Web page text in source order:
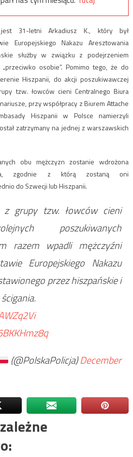
jest 31-letni Arkadiusz K., który był
Europejskiego Nakazu Aresztowania
służby w związku z podejrzeniem
osobie”. Pomimo tego, że do
Hiszpanii, do akcji poszukiwawczej
tzw. łowców cieni Centralnego Biura
przy współpracy z Biurem Attache
Hiszpanii w Polsce namierzyli
zatrzymany na jednej z warszawskich
obu mężczyzn zostanie wdrożona
zgodnie z którą zostaną oni
do Szwecji lub Hiszpanii.
grupy tzw. łowców cieni
poszukiwanych
razem wpadli mężczyźni
Europejskiego Nakazu
przez hiszpańskie i
(@PolskaPolicja)December